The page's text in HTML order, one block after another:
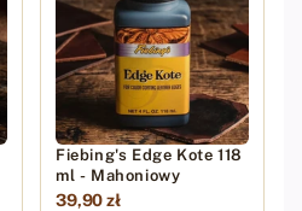
Fiebing's Edge Kote 118
ml - Mahoniowy
39,90 zł